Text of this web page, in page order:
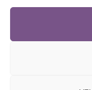
FUNDACIÓ